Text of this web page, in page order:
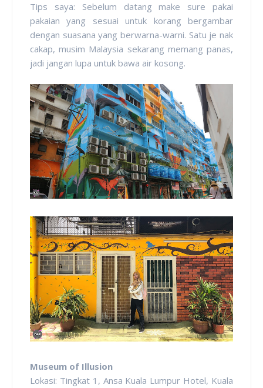
Tips saya: Sebelum datang make sure pakai
pakaian yang sesuai untuk korang bergambar
dengan suasana yang berwarna-warni. Satu je nak
cakap, musim Malaysia sekarang memang panas,
jadi jangan lupa untuk bawa air kosong.
Museum of Illusion
Lokasi: Tingkat 1, Ansa Kuala Lumpur Hotel, Kuala